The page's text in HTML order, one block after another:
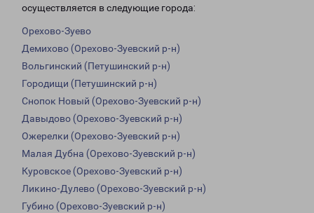
осуществляется в следующие города:
Орехово-Зуево
Демихово (Орехово-Зуевский р-н)
Вольгинский (Петушинский р-н)
Городищи (Петушинский р-н)
Снопок Новый (Орехово-Зуевский р-н)
Давыдово (Орехово-Зуевский р-н)
Ожерелки (Орехово-Зуевский р-н)
Малая Дубна (Орехово-Зуевский р-н)
Куровское (Орехово-Зуевский р-н)
Ликино-Дулево (Орехово-Зуевский р-н)
Губино (Орехово-Зуевский р-н)